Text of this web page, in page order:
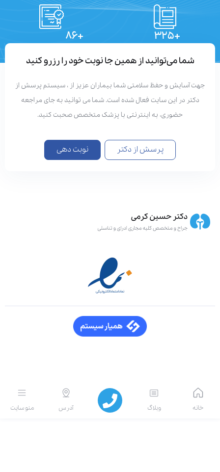
شما می‌توانید از همین جا نوبت خود را رزرو کنید
آسایش و حفظ سلامتی شما بیماران عزیز از ، سیستم پرسش از
دکتر در این سایت فعال شده است. شما می توانید به جای مراجعه
حضوری، به اینترنتی با پزشک متخصص صحبت کنید.
پرسش از دکتر نوبت دهی
منو سایت